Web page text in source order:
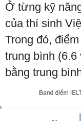
Ở từng kỹ
của thí sinh
Trong đó,
trung bình (6.6
bằng trung